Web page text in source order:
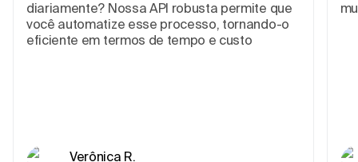
diariamente? Nossa API robusta permite que
você automatize esse processo, tornando-o
eficiente em termos de tempo e custo
Verônica R.